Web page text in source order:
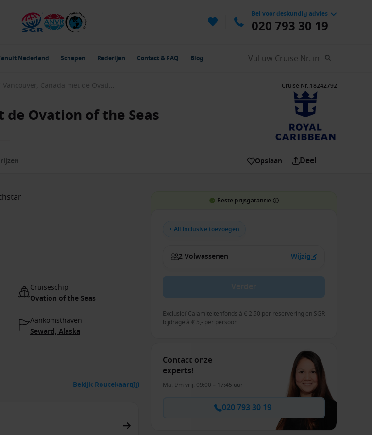
Bel voor deskundig advies
020 793 30 19
Nederland Schepen Rederijen Contact & FAQ Blog
Alaska vanaf Vancouver, Canada met de Ovation of the Seas Cruise Nr.:18242792
de Ovation of the Seas
Opslaan Deel
Cruiseschip
Ovation of the Seas
Aankomsthaven
Seward, Alaska
Bekijk Routekaart
Beste prijsgarantie
+ All Inclusive toevoegen
2 Volwassenen Wijzig
Exclusief Calamiteitenfonds à € 2.50 per reservering en SGR
bijdrage à € 5,- per persoon
Contact onze
experts!
Ma. t/m vrij. 09:00 – 17:45 uur
020 793 30 19